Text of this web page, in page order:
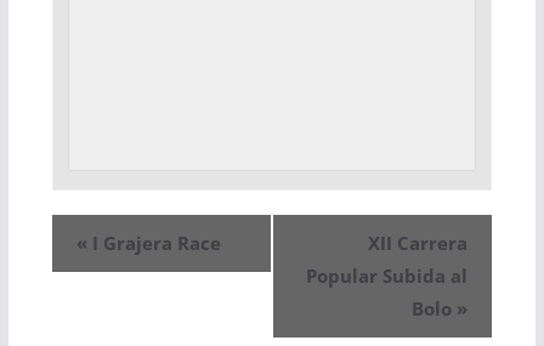
« I Grajera Race
XII Carrera
Popular Subida al
Bolo »